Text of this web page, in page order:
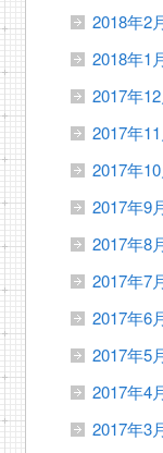
2018年2
2018年1
2017年12
2017年11
2017年10
2017年9
2017年8
2017年7
2017年6
2017年5
2017年4
2017年3